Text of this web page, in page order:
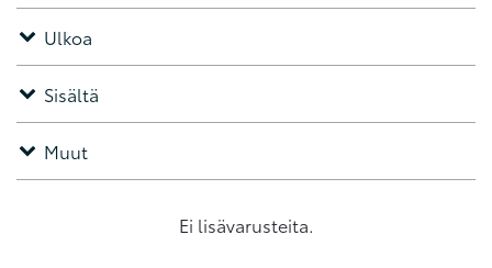
Ulkoa
Sisältä
Muut
Ei lisävarusteita.